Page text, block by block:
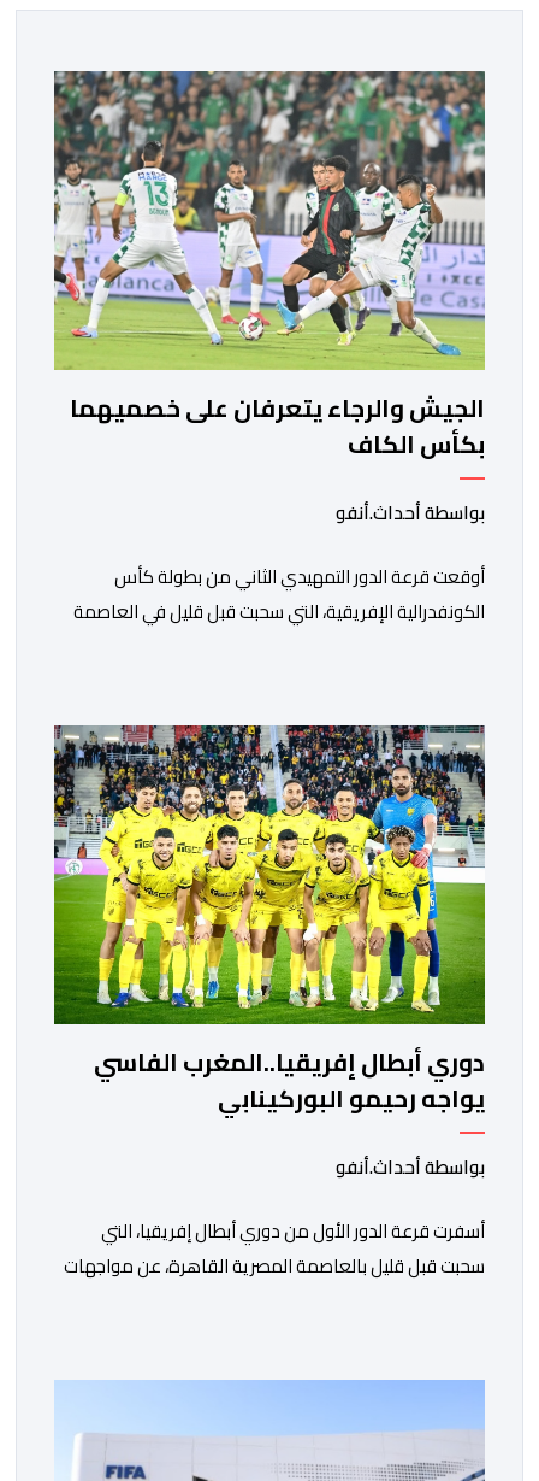
الجيش والرجاء يتعرفان على خصميهما
بكأس الكاف
بواسطة أحداث.أنفو
أوقعت قرعة الدور التمهيدي الثاني من بطولة كأس
الكونفدرالية الإفريقية، التي سحبت قبل قليل في العاصمة
ووسط القارة. ​وسيكون نادي الرجاء الرياضي على موعد مع
مواجهة المتأهل من المباراة التي تجمع بين إيل كانيمي
واريورز النيجيري ونادي أوديب ممثل […]
دوري أبطال إفريقيا..المغرب الفاسي
يواجه رحيمو البوركينابي
بواسطة أحداث.أنفو
أسفرت قرعة الدور الأول من دوري أبطال إفريقيا، التي
سحبت قبل قليل بالعاصمة المصرية القاهرة، عن مواجهات
نهضة بركان على موعد في هذا الدور مع الفائز من المباراة
الغامبي، حيث يطمح الفريق […]